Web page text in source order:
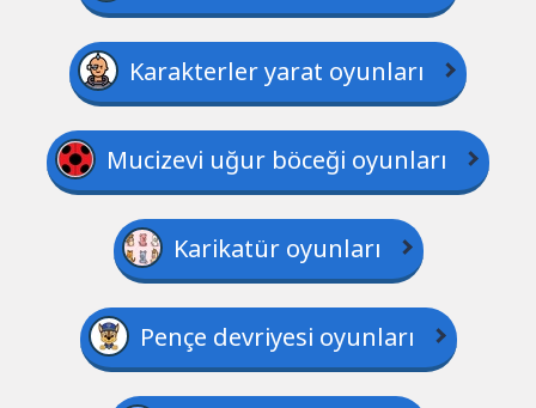
Karakterler yarat oyunları
Mucizevi uğur böceği oyunları
Karikatür oyunları
Pençe devriyesi oyunları